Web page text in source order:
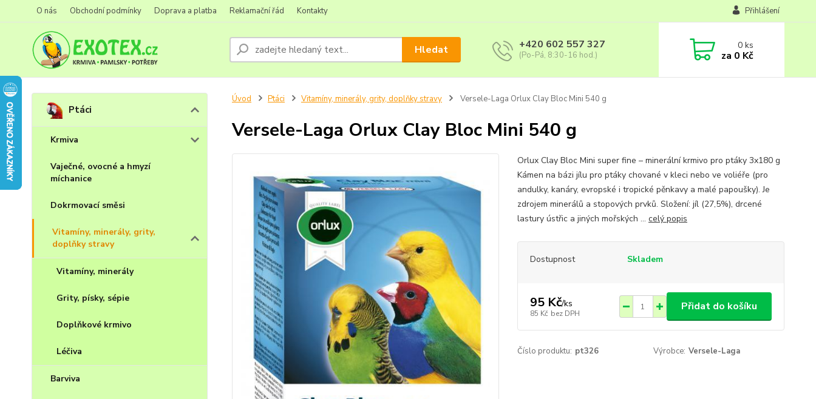
O nás Obchodní podmínky Doprava a platba Reklamační řád Kontakty Přihlášení
Hledat +420 602 557 327
(Po-Pá, 8:30-16 hod.)
0ks
za 0 Kč
Ptáci
Krmiva
Vaječné, ovocné a hmyzí
míchanice
Dokrmovací směsi
Vitamíny, minerály, grity,
doplňky stravy
Vitamíny, minerály
Grity, písky, sépie
Doplňkové krmivo
Léčiva
Barviva
Úvod Ptáci Vitamíny, minerály, grity, doplňky stravy Versele-Laga Orlux Clay Bloc Mini 540 g
Versele-Laga Orlux Clay Bloc Mini 540 g
Orlux Clay Bloc Mini super fine – minerální krmivo pro ptáky 3x180 g
Kámen na bázi jílu pro ptáky chované v kleci nebo ve voliéře (pro
andulky, kanáry, evropské i tropické pěnkavy a malé papoušky). Je
zdrojem minerálů a stopových prvků. Složení: jíl (27,5%), drcené
lastury ústřic a jiných mořských ... celý popis
Dostupnost Skladem
95 Kč/ks
85 Kč bez DPH
Přidat do košíku
Číslo produktu: pt326 Výrobce: Versele-Laga